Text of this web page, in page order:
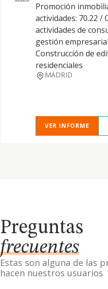
Promoción
actividades: 70.22 /
actividades de
gestión
Construcción de
residenciales
MADRID
VER INFORME
Preguntas
frecuentes
Estas son alguna de las
hacen nuestros usuarios